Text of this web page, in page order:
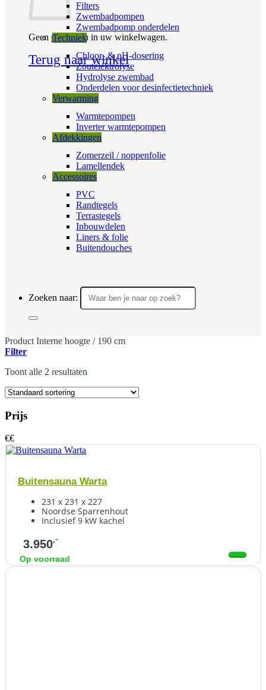
Geen producten in uw winkelwagen.
Terug naar winkel
Filters
Zwembadpompen
Zwembadpomp onderdelen
Techniek
Chloor- & pH-dosering
Zoutelektrolyse
Hydrolyse zwembad
Onderdelen voor desinfectietechniek
Verwarming
Warmtepompen
Inverter warmtepompen
Afdekkingen
Zomerzeil / noppenfolie
Lamellendek
Accessoires
PVC
Randtegels
Terrastegels
Inbouwdelen
Liners & folie
Buitendouches
Zoeken naar:
Product Interne hoogte /190 cm
Filter
Toont alle 2 resultaten
Prijs
€€
Buitensauna Warta
231 x 231 x 227
Noordse Sparrenhout
Inclusief 9 kW kachel
3.950,-
Op voorraad